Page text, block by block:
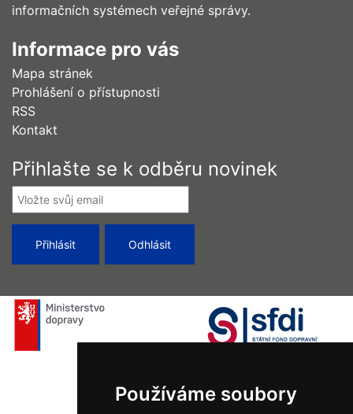
Používáme soubory
informačních systémech veřejné správy.
Informace pro vás
Mapa stránek
Prohlášení o přístupnosti
RSS
Kontakt
Přihlašte se k odběru novinek